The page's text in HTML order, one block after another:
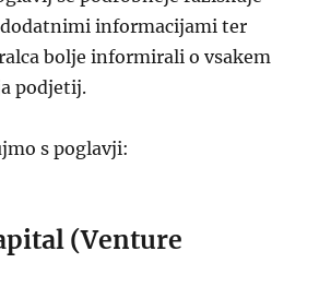
informacijami ter
bolje informirali o vsakem
podjetij.
s poglavji:
(Venture